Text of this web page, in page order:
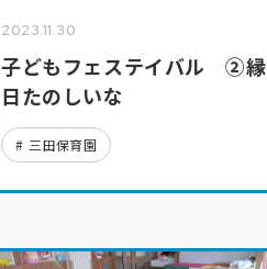
2023.11.30
子どもフェステイバル ②縁
日たのしいな
三田保育園